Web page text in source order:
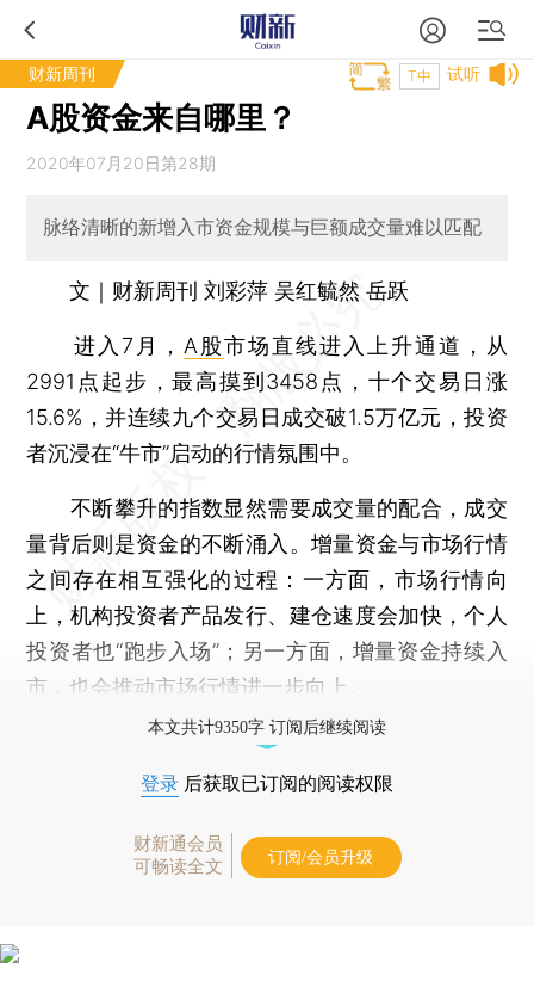
财新周刊 试听
T中
A股资金来自哪里？
2020年07月20日第28期
脉络清晰的新增入市资金规模与巨额成交量难以匹配
文｜财新周刊 刘彩萍 吴红毓然 岳跃
进入7月， A股市场直线进入上升通道，从
2991点起步，最高摸到3458点，十个交易日涨
15.6%，并连续九个交易日成交破1.5万亿元，投资
者沉浸在“牛市”启动的行情氛围中。
不断攀升的指数显然需要成交量的配合，成交
量背后则是资金的不断涌入。增量资金与市场行情
之间存在相互强化的过程：一方面，市场行情向
上，机构投资者产品发行、建仓速度会加快，个人
投资者也“跑步入场”；另一方面，增量资金持续入
市，也会推动市场行情进一步向上。
本文共计9350字 订阅后继续阅读
登录 后获取已订阅的阅读权限
财新通会员
可畅读全文
订阅/会员升级